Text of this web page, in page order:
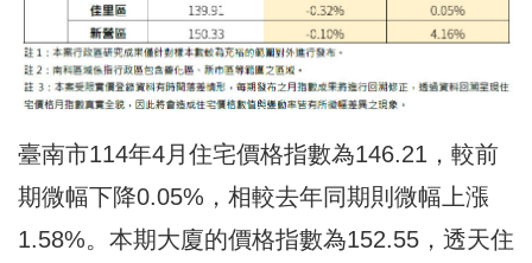
臺南市114年4月住宅價格指數為146.21，較前
期微幅下降0.05%，相較去年同期則微幅上漲
1.58%。本期大廈的價格指數為152.55，透天住